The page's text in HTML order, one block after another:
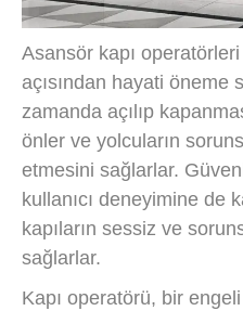
Asansör kapı
açısından hayati öneme
zamanda açılıp
önler ve yolcuların
etmesini sağlarlar.
kullanıcı deneyimine de
kapıların sessiz ve
sağlarlar.
Kapı operatörü, bir